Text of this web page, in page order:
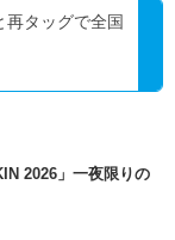
再タッグで全国
2026」一夜限りの